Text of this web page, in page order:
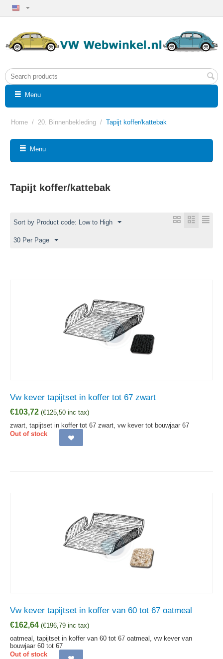
Menu
Home / 20. Binnenbekleding / Tapijt koffer/kattebak
Menu
Tapijt koffer/kattebak
Sort by Product code: Low to High
30 Per Page
Vw kever tapijtset in koffer tot 67 zwart
€103,72 (€125,50 inc tax)
zwart, tapijtset in koffer tot 67 zwart, vw kever tot bouwjaar 67
Out of stock
Vw kever tapijtset in koffer van 60 tot 67 oatmeal
€162,64 (€196,79 inc tax)
oatmeal, tapijtset in koffer van 60 tot 67 oatmeal, vw kever van
bouwjaar 60 tot 67
Out of stock